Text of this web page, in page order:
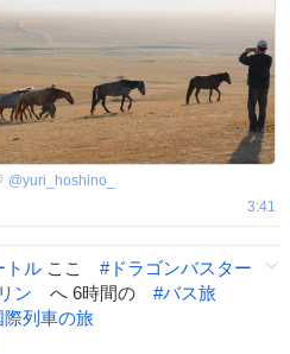
@yuri_hoshino_
3:41
トル ここ #ドラゴンバスター
ン へ 6時間の #バス旅
列車の旅